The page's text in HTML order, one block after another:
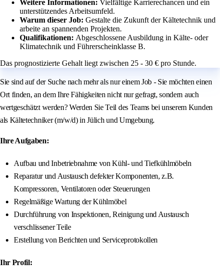
Weitere Informationen: Vielfältige Karrierechancen und ein
unterstützendes Arbeitsumfeld.
Warum dieser Job: Gestalte die Zukunft der Kältetechnik und
arbeite an spannenden Projekten.
Qualifikationen: Abgeschlossene Ausbildung in Kälte- oder
Klimatechnik und Führerscheinklasse B.
Das prognostizierte Gehalt liegt zwischen 25 - 30 € pro Stunde.
Sie sind auf der Suche nach mehr als nur einem Job - Sie möchten einen
Ort finden, an dem Ihre Fähigkeiten nicht nur gefragt, sondern auch
wertgeschätzt werden? Werden Sie Teil des Teams bei unserem Kunden
als Kältetechniker (m/w/d) in Jülich und Umgebung.
Ihre Aufgaben:
Aufbau und Inbetriebnahme von Kühl- und Tiefkühlmöbeln
Reparatur und Austausch defekter Komponenten, z.B.
Kompressoren, Ventilatoren oder Steuerungen
Regelmäßige Wartung der Kühlmöbel
Durchführung von Inspektionen, Reinigung und Austausch
verschlissener Teile
Erstellung von Berichten und Serviceprotokollen
Ihr Profil: